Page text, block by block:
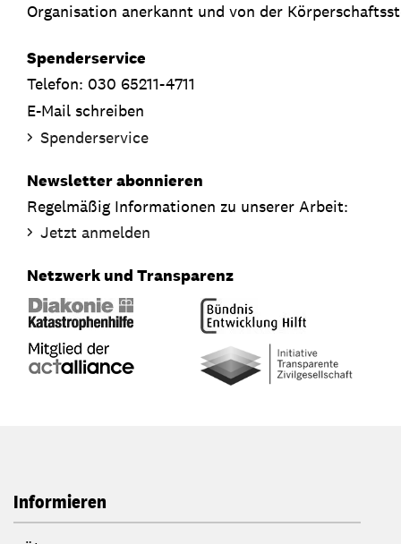
Organisation anerkannt und von der
Spenderservice
Telefon: 030 65211-4711
E-Mail schreiben
Spenderservice
Newsletter abonnieren
Regelmäßig Informationen zu unserer Arbeit:
Jetzt anmelden
Netzwerk und Transparenz
Informieren